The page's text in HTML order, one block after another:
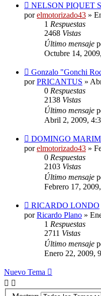
NELSON PIQUET
porelmotorizado43 »
1 Respuestas
2468 Vistas
Último mensaje
Octubre 14,
Gonzalo "Gonchi
porPRICANTUS »
0 Respuestas
2138 Vistas
Último mensaje
Abril 2, 2009,
DOMINGO MARIM
porelmotorizado43 »
0 Respuestas
2103 Vistas
Último mensaje
Febrero 17,
RICARDO LONDO
porRicardo Plano »
1 Respuestas
2711 Vistas
Último mensaje
Enero 22, 2009,
Nuevo Tema